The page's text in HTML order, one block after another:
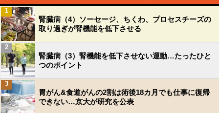
腎臓病（4）ソーセージ、ちくわ、プロセスチーズの
取り過ぎが腎機能を低下させる
1
腎臓病（3）腎機能を低下させない運動…たったひと
つのポイント
2
胃がん&食道がんの2割は術後18カ月でも仕事に復帰
できない…京大が研究を公表
3